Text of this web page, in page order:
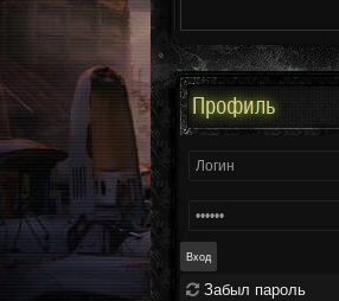
Профиль
Забыл пароль